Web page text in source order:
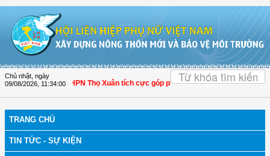
Chủ nhật, ngày
09/08/2026 11:34:01
Hóa: Hội LHPN Thọ Xuân tích cực góp phần nâng cao tỷ lệ người dân
TRANG CHỦ
TIN TỨC - SỰ KIỆN
OK